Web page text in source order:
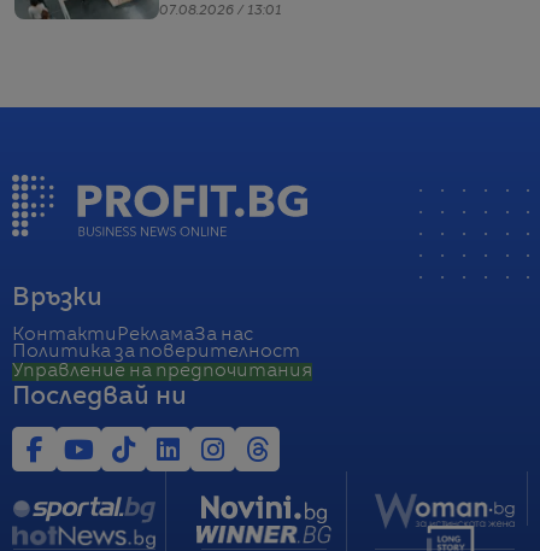
07.08.2026 / 13:01
Връзки
Контакти РекламаЗа нас
Политика за поверителност
Управление на предпочитания
Последвай ни